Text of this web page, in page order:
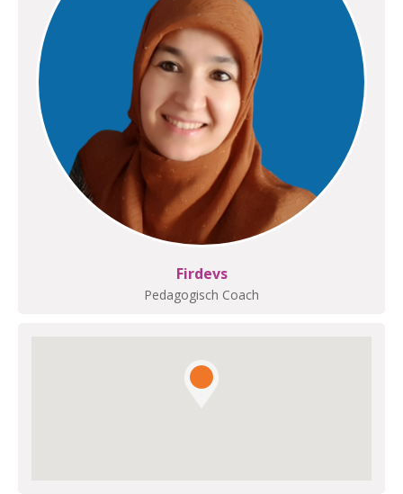
Firdevs
Pedagogisch Coach